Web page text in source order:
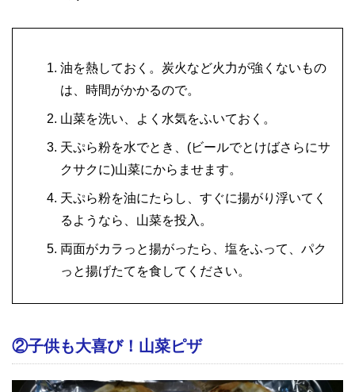
油を熱しておく。炭火など火力が強くないもの
は、時間がかかるので。
山菜を洗い、よく水気をふいておく。
天ぷら粉を水でとき、(ビールでとけばさらにサ
クサクに)山菜にからませます。
天ぷら粉を油にたらし、すぐに揚がり浮いてく
るようなら、山菜を投入。
両面がカラっと揚がったら、塩をふって、パク
っと揚げたてを食してください。
②子供も大喜び！山菜ピザ